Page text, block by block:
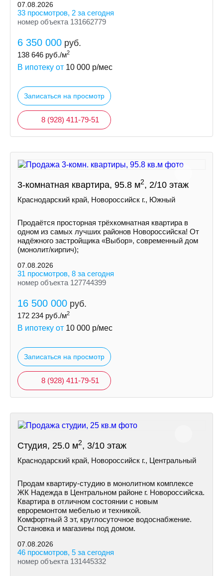
07.08.2026
33 просмотров, 2 за сегодня
номер объекта 131662779
6 350 000 руб.
138 646 руб./м2
В ипотеку от 10 000 р/мес
Записаться на просмотр
8 (928) 411-79-51
3-комнатная квартира, 95.8 м2, 2/10 этаж
Краснодарский край, Новороссийск г., Южный
Продаётся просторная трёхкомнатная квартира в
одном из самых лучших районов Новороссийска! От
надёжного застройщика «Выбор», современный дом
(монолит/кирпич);
07.08.2026
31 просмотров, 8 за сегодня
номер объекта 127744399
16 500 000 руб.
172 234 руб./м2
В ипотеку от 10 000 р/мес
Записаться на просмотр
8 (928) 411-79-51
Студия, 25.0 м2, 3/10 этаж
Краснодарский край, Новороссийск г., Центральный
Продам квартиру-студию в монолитном комплексе
ЖК Надежда в Центральном районе г. Новороссийска.
Квартира в отличном состоянии с новым
евроремонтом мебелью и техникой.
Комфортный 3 эт, круглосуточное водоснабжение.
Остановка и магазины под домом.
07.08.2026
46 просмотров, 5 за сегодня
номер объекта 131445332